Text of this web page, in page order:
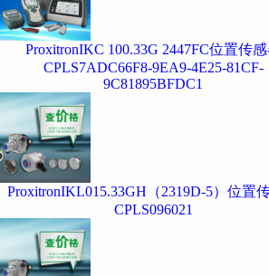
ProxitronIKC 100.33G 2447FC位置传
CPLS7ADC66F8-9EA9-4E25-81CF-
9C81895BFDC1
ProxitronIKL015.33GH（2319D-5）位置
CPLS096021